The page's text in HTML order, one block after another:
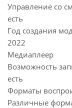
Управление со
есть
Год создания
2022
Медиаплеер
Возможность
есть
Форматы
Различные